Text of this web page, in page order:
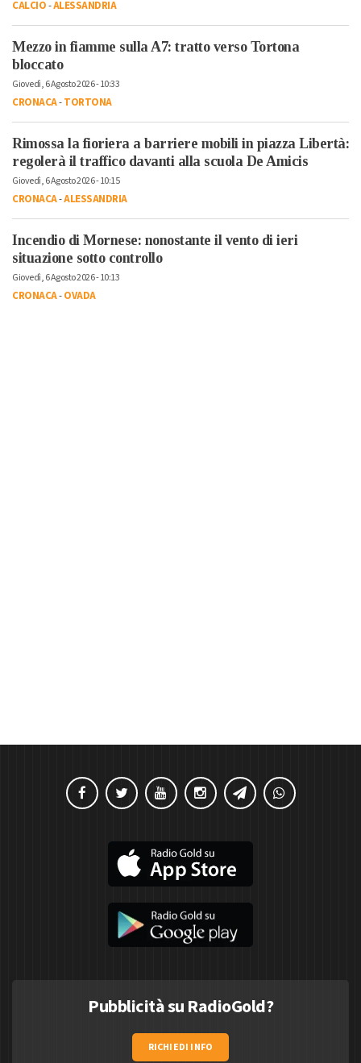
CALCIO-ALESSANDRIA
Mezzo in fiamme sulla A7: tratto verso Tortona
bloccato
Giovedì, 6 Agosto 2026 - 10:33
CRONACA-TORTONA
Rimossa la fioriera a barriere mobili in piazza Libertà:
regolerà il traffico davanti alla scuola De Amicis
Giovedì, 6 Agosto 2026 - 10:15
CRONACA-ALESSANDRIA
Incendio di Mornese: nonostante il vento di ieri
situazione sotto controllo
Giovedì, 6 Agosto 2026 - 10:13
CRONACA-OVADA
Pubblicità su RadioGold?
RICHIEDI INFO